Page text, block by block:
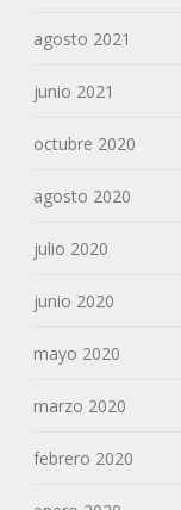
agosto 2021
junio 2021
octubre 2020
agosto 2020
julio 2020
junio 2020
mayo 2020
marzo 2020
febrero 2020